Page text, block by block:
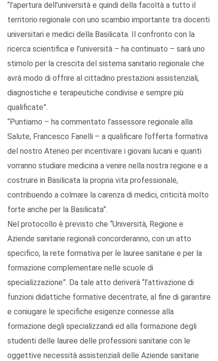
“l’apertura dell’università e quindi della facoltà a tutto il
territorio regionale con uno scambio importante tra docenti
universitari e medici della Basilicata. Il confronto con la
ricerca scientifica e l’università – ha continuato – sarà uno
stimolo per la crescita del sistema sanitario regionale che
avrà modo di offrire al cittadino prestazioni assistenziali,
diagnostiche e terapeutiche condivise e sempre più
qualificate”.
“Puntiamo – ha commentato l’assessore regionale alla
Salute, Francesco Fanelli – a qualificare l’offerta formativa
del nostro Ateneo per incentivare i giovani lucani e quanti
vorranno studiare medicina a venire nella nostra regione e a
costruire in Basilicata la propria vita professionale,
contribuendo a colmare la carenza di medici, criticità molto
forte anche per la Basilicata”.
Nel protocollo è previsto che “Università, Regione e
Aziende sanitarie regionali concorderanno, con un atto
specifico, la rete formativa per le lauree sanitarie e per la
formazione complementare nelle scuole di
specializzazione”. Da tale atto deriverà “l’attivazione di
funzioni didattiche formative decentrate, al fine di garantire
e coniugare le specifiche esigenze connesse alla
formazione degli specializzandi ed alla formazione degli
studenti delle lauree delle professioni sanitarie con le
oggettive necessità assistenziali delle Aziende sanitarie